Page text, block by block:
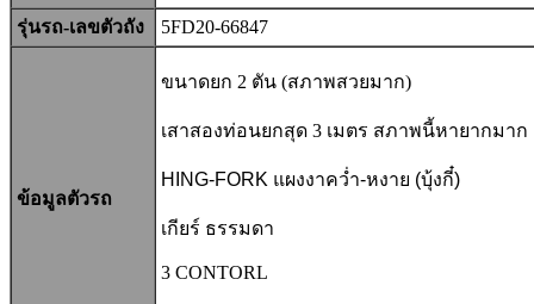
รุ่นรถ-เลขตัวถัง
5FD20-66847
ข้อมูลตัวรถ
ขนาดยก 2 ตัน (สภาพสวยมาก)
เสาสองท่อนยกสุด 3 เมตร สภาพนี้หายากมาก
HING-FORK แผงงาคว่ำ-หงาย (บุ้งกี๋)
เกียร์ ธรรมดา
3 CONTORL